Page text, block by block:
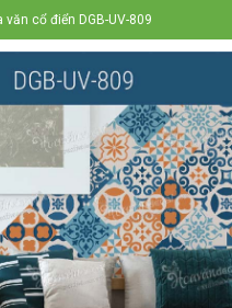
cổ điển DGB-UV-809